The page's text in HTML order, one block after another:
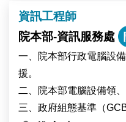
術研究環境，擁有高品
資料等研究資源，並提
創新實證研究。
資訊工程師
院本部-資訊服務處
一、院本部行政電腦設
援。
二、院本部電腦設備領
三、政府組態基準（